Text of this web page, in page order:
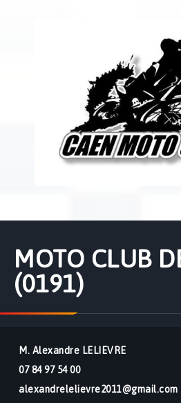
MOTO CLUB
(0191)
M. Alexandre LELIEVRE
07 84 97 54 00
alexandrelelievre2011@gmail.com